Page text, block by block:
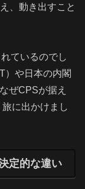
、動き出すこと
ているのでし
）や日本の内閣
ぜCPSが据え
に出かけまし
定的な違い